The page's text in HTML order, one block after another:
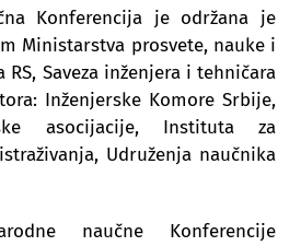
Konferencija je održana je
Ministarstva prosvete, nauke i
Saveza inženjera i tehničara
Inženjerske Komore Srbije,
asocijacije, Instituta za
Udruženja naučnika
naučne Konferencije